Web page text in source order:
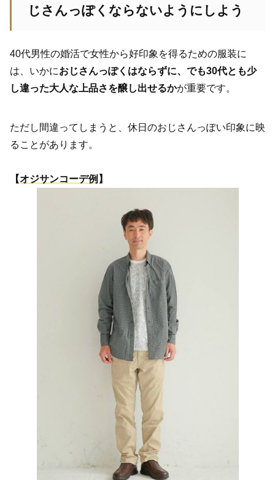
じさんっぽくならないようにしよう
40代男性の婚活で女性から好印象を得るための服装に
は、いかにおじさんっぽくはならずに、でも30代とも少
し違った大人な上品さを醸し出せるかが重要です。
ただし間違ってしまうと、休日のおじさんっぽい印象に映
ることがあります。
【オジサンコーデ例 】